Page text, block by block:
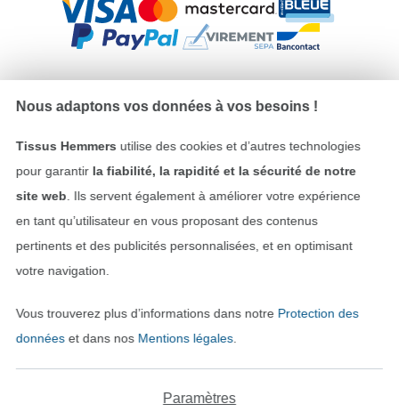
Protection des données
Droit de rétractation
Passer à la boutique allemande
Nous adaptons vos données à vos besoins !
Tissus Hemmers utilise des cookies et d’autres technologies
pour garantir la fiabilité, la rapidité et la sécurité de notre
site web . Ils servent également à améliorer votre expérience
en tant qu’utilisateur en vous proposant des contenus
pertinents et des publicités personnalisées, et en optimisant
votre navigation.
Vous trouverez plus d’informations dans notre Protection des
donnéeset dans nos Mentions légales.
Paramètres